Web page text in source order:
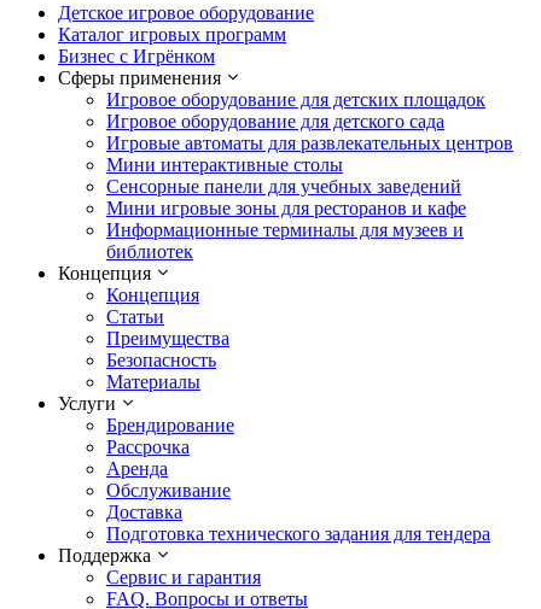
Детское игровое оборудование
Каталог игровых программ
Бизнес с Игрёнком
Сферы применения
Игровое оборудование для детских площадок
Игровое оборудование для детского сада
Игровые автоматы для развлекательных центров
Мини интерактивные столы
Сенсорные панели для учебных заведений
Мини игровые зоны для ресторанов и кафе
Информационные терминалы для музеев и
библиотек
Концепция
Концепция
Статьи
Преимущества
Безопасность
Материалы
Услуги
Брендирование
Рассрочка
Аренда
Обслуживание
Доставка
Подготовка технического задания для тендера
Поддержка
Сервис и гарантия
FAQ. Вопросы и ответы